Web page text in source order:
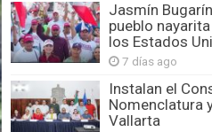
Jasmín
pueblo
los Estados
7 días ago
Instalan el
Nomenclatura
Vallarta